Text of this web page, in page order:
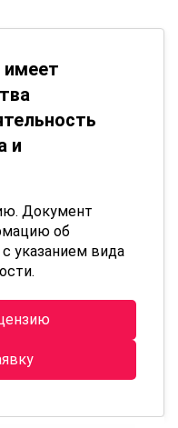
и
Документ
об
указанием вида